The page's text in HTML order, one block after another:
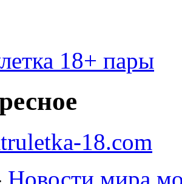
18+ пары
18.com
Новости мира